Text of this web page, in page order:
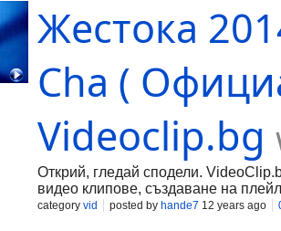
Жестока
Cha (
Videoclip.bg
Открий, гледай сподели.
видео клипове, създаване на
category vid posted by hande7 12 years ago